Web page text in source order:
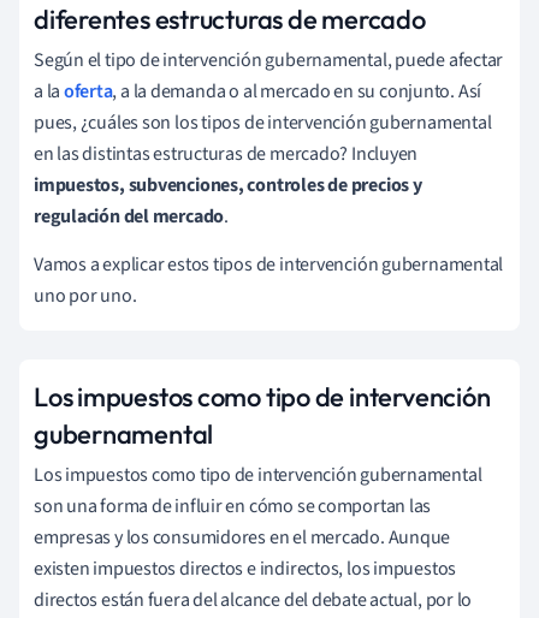
diferentes estructuras de mercado
Según el tipo de intervención gubernamental, puede afectar
a laoferta, a la demanda o al mercado en su conjunto. Así
pues, ¿cuáles son los tipos de intervención gubernamental
en las distintas estructuras de mercado? Incluyen
impuestos, subvenciones, controles de precios y
regulación del mercado.
Vamos a explicar estos tipos de intervención gubernamental
uno por uno.
Los impuestos como tipo de intervención
gubernamental
Los impuestos como tipo de intervención gubernamental
son una forma de influir en cómo se comportan las
empresas y los consumidores en el mercado. Aunque
existen impuestos directos e indirectos, los impuestos
directos están fuera del alcance del debate actual, por lo